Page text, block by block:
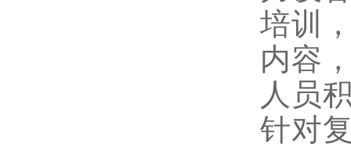
培训
内容
人员
针对